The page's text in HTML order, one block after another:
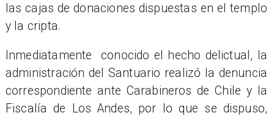
las cajas de donaciones dispuestas en el templo
y la cripta.
Inmediatamente conocido el hecho delictual, la
administración del Santuario realizó la denuncia
correspondiente ante Carabineros de Chile y la
Fiscalía de Los Andes, por lo que se dispuso,